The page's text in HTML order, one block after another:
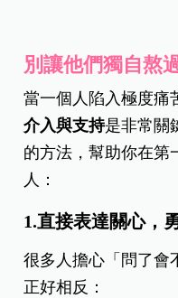
別讓他們獨自熬
當一個人陷入極度痛
介入與支持是非常關
的方法，幫助你在第
人：
1.直接表達關心，
很多人擔心「問了會
正好相反：